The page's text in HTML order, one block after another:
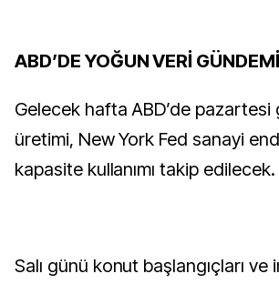
ABD’DE YOĞUN VERİ
Gelecek hafta ABD’de pazartesi
üretimi, New York Fed sanayi
kapasite kullanımı takip edilecek.
Salı günü konut başlangıçları ve